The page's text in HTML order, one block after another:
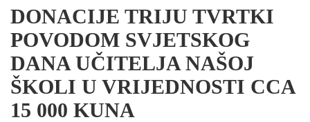
DONACIJE TRIJU TVRTKI
POVODOM SVJETSKOG
DANA UČITELJA NAŠOJ
ŠKOLI U VRIJEDNOSTI CCA
15 000 KUNA